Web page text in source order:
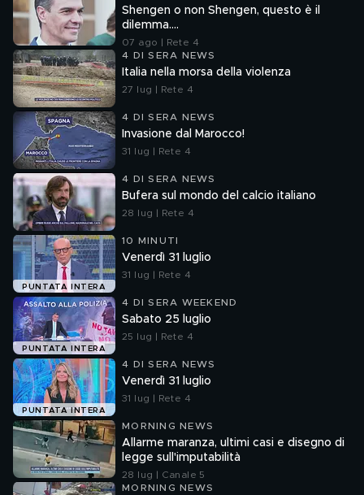
Shengen o non Shengen, questo è il
dilemma....
07 ago | Rete 4
4 DI SERA NEWS
Italia nella morsa della violenza
27 lug | Rete 4
4 DI SERA NEWS
Invasione dal Marocco!
31 lug | Rete 4
4 DI SERA NEWS
Bufera sul mondo del calcio italiano
28 lug | Rete 4
PUNTATA INTERA
10 MINUTI
Venerdì 31 luglio
31 lug | Rete 4
PUNTATA INTERA
4 DI SERA WEEKEND
Sabato 25 luglio
25 lug | Rete 4
PUNTATA INTERA
4 DI SERA NEWS
Venerdì 31 luglio
31 lug | Rete 4
MORNING NEWS
Allarme maranza, ultimi casi e disegno di
legge sull'imputabilità
28 lug | Canale 5
MORNING NEWS